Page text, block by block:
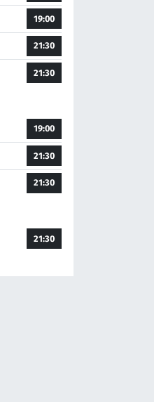
19:00
21:30
21:30
19:00
21:30
21:30
21:30